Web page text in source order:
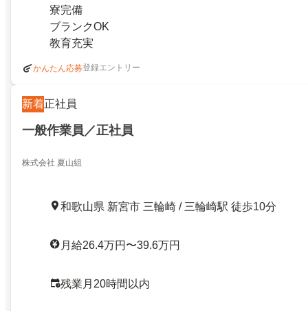
寮完備
ブランクOK
教育充実
かんたん応募登録エントリー
新着正社員
一般作業員／正社員
株式会社 夏山組
和歌山県 新宮市 三輪崎 / 三輪崎駅 徒歩10分
月給26.4万円〜39.6万円
残業月20時間以内